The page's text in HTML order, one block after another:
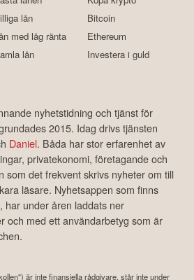
lån
med låg ränta
lån
Bitcoin
Ethereum
Investera i guld
nyhetstidning och tjänst för
2015. Idag drivs tjänsten
Daniel. Båda har stor erfarenhet av
privatekonomi, företagande och
som det frekvent skrivs nyheter om till
läsare. Nyhetsappen som finns
har under åren laddats ner
och med ett användarbetyg som är
är inte finansiella rådgivare, står inte under